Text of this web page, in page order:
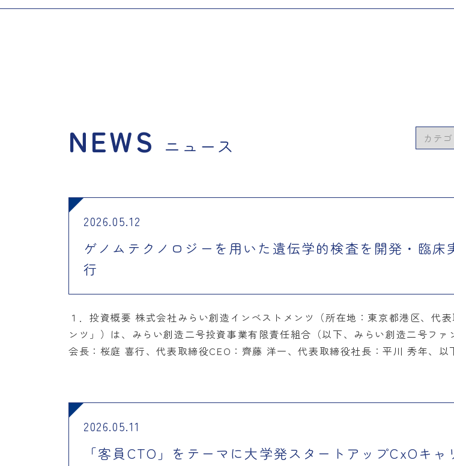
NEWS ニュース
カ
テ
2026.05.12
ゲノムテクノロジーを用いた遺伝学的検査を開発・臨
行
１．投資概要 株式会社みらい創造インベストメンツ（所在地：東京都港区、代
ンツ」）は、みらい創造二号投資事業有限責任組合（以下、みらい創造二号フ
会長：桜庭 喜行、代表取締役CEO：齊藤 洋一、代表取締役社長：平川 秀年、
2026.05.11
「客員CTO」をテーマに大学発スタートアップCxOキ